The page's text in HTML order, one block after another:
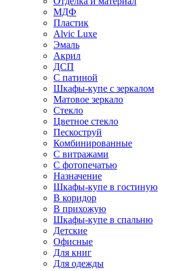
МДФ
Пластик
Alvic Luxe
Эмаль
Акрил
ДСП
С патиной
Шкафы-купе с зеркалом
Матовое зеркало
Стекло
Цветное стекло
Пескоструй
Комбинированные
С витражами
С фотопечатью
Назначение
Шкафы-купе в гостиную
В коридор
В прихожую
Шкафы-купе в спальню
Детские
Офисные
Для книг
Для одежды